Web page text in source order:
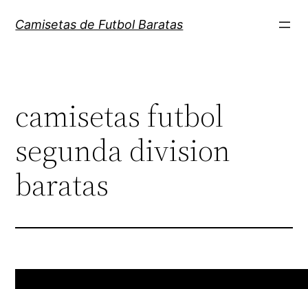
Camisetas de Futbol Baratas
camisetas futbol
segunda division
baratas